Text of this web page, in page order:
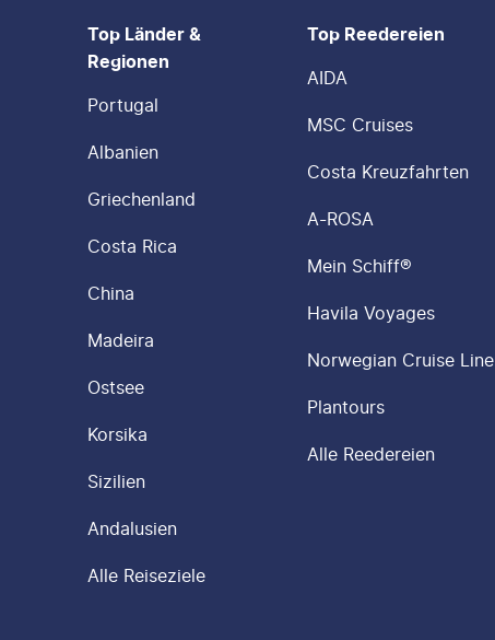
Footer navigation
Top Länder &
Regionen
Portugal
Albanien
Griechenland
Costa Rica
China
Madeira
Ostsee
Korsika
Sizilien
Andalusien
Alle Reiseziele
Top Reedereien
AIDA
MSC Cruises
Costa Kreuzfahrten
A-ROSA
Mein Schiff®
Havila Voyages
Norwegian Cruise Line
Plantours
Alle Reedereien